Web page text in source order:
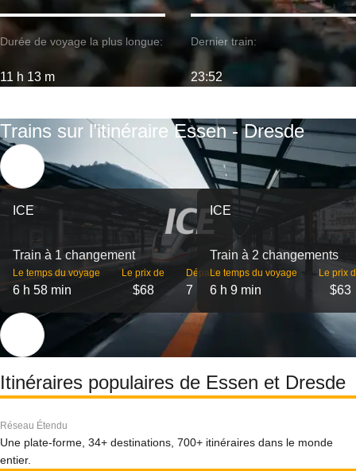
Durée de voyage la plus longue:
11 h 13 m
Dernier train:
23:52
Trains sur l’itinéraire Essen - Dresde
ICE
Train à 1 changement
Le temps du voyage
6 h 58 min
Le prix de
$68
Départs
7
ICE
Train à 2 changements
Le temps du voyage
6 h 9 min
Le prix
$63
Itinéraires populaires de Essen et Dresde
Réseau Étendu
Une plate-forme, 34+ destinations, 700+ itinéraires dans le monde
entier.